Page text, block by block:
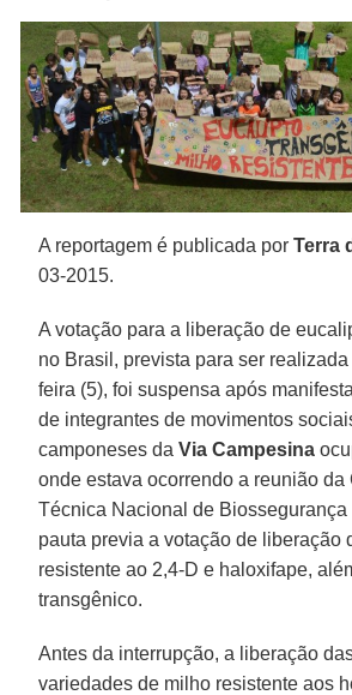
A reportagem é publicada porTerra
03-2015.
A votação para a liberação de
no Brasil, prevista para ser
feira (5), foi suspensa após
de integrantes de movimentos
camponeses da Via Campesina
onde estava ocorrendo a reunião da
Técnica Nacional de Biossegurança
pauta previa a votação de liberação
resistente ao 2,4-D e haloxifape,
transgênico.
Antes da interrupção, a liberação
variedades de milho resistente aos